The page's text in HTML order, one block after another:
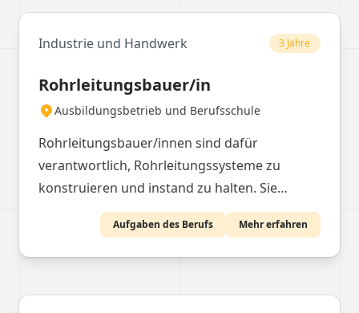
Industrie und Handwerk 3 Jahre
Rohrleitungsbauer/in
Ausbildungsbetrieb und Berufsschule
Rohrleitungsbauer/innen sind dafür
verantwortlich, Rohrleitungssysteme zu
konstruieren und instand zu halten. Sie
arbeiten sowohl im Freien auf Baustellen als
auch in Werkstätten, wo sie spezielle Rohrteile
selbst herstellen. Diese Fachkräfte müssen
arbeiten, insbesondere bei der Durchführung
Aufgaben des Berufs Mehr erfahren